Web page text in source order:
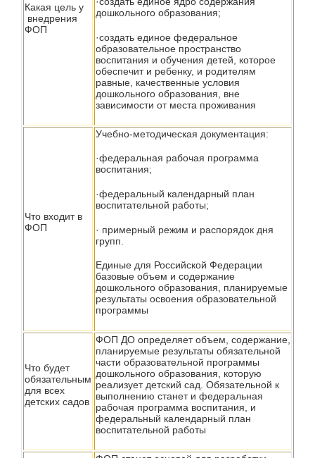
Какая цель у
внедрения
ФОП
дошкольного образования;
·создать единое федеральное
образовательное пространство
воспитания и обучения детей, которое
обеспечит и ребенку, и родителям
равные, качественные условия
дошкольного образования, вне
зависимости от места проживания
Что входит в
ФОП
Учебно-методическая документация:
·федеральная рабочая программа
воспитания;
·федеральный календарный план
воспитательной работы;
· примерный режим и распорядок дня
групп.
Единые для Российской Федерации
базовые объем и содержание
дошкольного образования, планируемые
результаты освоения образовательной
программы
Что будет
обязательным
для всех
детских садов
ФОП ДО определяет объем, содержание,
планируемые результаты обязательной
части образовательной программы
дошкольного образования, которую
реализует детский сад. Обязательной к
выполнению станет и федеральная
рабочая программа воспитания, и
федеральный календарный план
воспитательной работы